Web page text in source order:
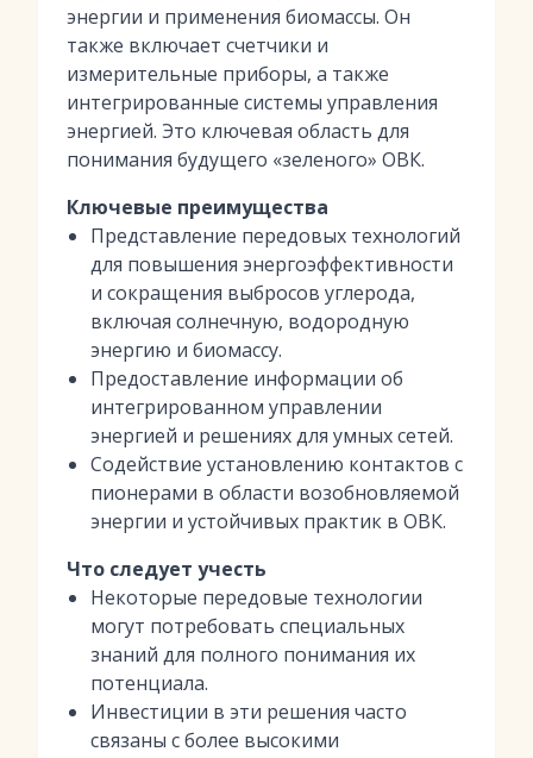
энергии и применения биомассы. Он
также включает счетчики и
измерительные приборы, а также
интегрированные системы управления
энергией. Это ключевая область для
понимания будущего «зеленого» ОВК.
Ключевые преимущества
Представление передовых технологий
для повышения энергоэффективности
и сокращения выбросов углерода,
включая солнечную, водородную
энергию и биомассу.
Предоставление информации об
интегрированном управлении
энергией и решениях для умных сетей.
Содействие установлению контактов с
пионерами в области возобновляемой
энергии и устойчивых практик в ОВК.
Что следует учесть
Некоторые передовые технологии
могут потребовать специальных
знаний для полного понимания их
потенциала.
Инвестиции в эти решения часто
связаны с более высокими